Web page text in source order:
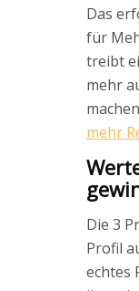
Das
für
treibt
mehr
mehr
Die 3
Profil
echtes